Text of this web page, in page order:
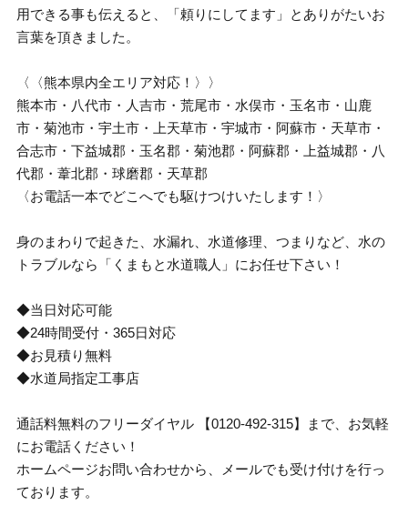
用できる事も伝えると、「頼りにしてます」とありがたいお
言葉を頂きました。
〈〈熊本県内全エリア対応！〉〉
熊本市・八代市・人吉市・荒尾市・水俣市・玉名市・山鹿
市・菊池市・宇土市・上天草市・宇城市・阿蘇市・天草市・
合志市・下益城郡・玉名郡・菊池郡・阿蘇郡・上益城郡・八
代郡・葦北郡・球磨郡・天草郡
〈お電話一本でどこへでも駆けつけいたします！〉
身のまわりで起きた、水漏れ、水道修理、つまりなど、水の
トラブルなら「くまもと水道職人」にお任せ下さい！
◆当日対応可能
◆24時間受付・365日対応
◆お見積り無料
◆水道局指定工事店
通話料無料のフリーダイヤル 【0120-492-315】まで、お気軽
にお電話ください！
ホームページお問い合わせから、メールでも受け付けを行っ
ております。